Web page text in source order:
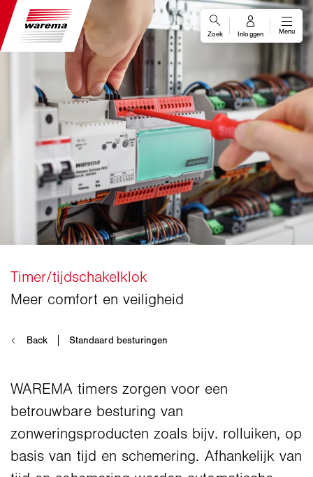
WAREMA timers zorgen voor een
betrouwbare besturing van
zonweringsproducten zoals bijv. rolluiken, op
basis van tijd en schemering. Afhankelijk van